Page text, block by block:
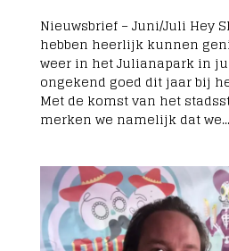
Nieuwsbrief – Juni/Juli Hey
hebben heerlijk kunnen
weer in het Julianapark in
ongekend goed dit jaar bij
Met de komst van het
merken we namelijk dat we...